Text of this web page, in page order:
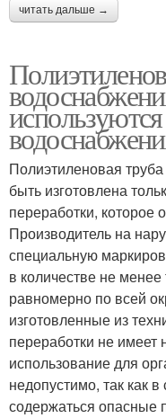
читать дальше →
Полиэтиленовая
быть изготовлена
переработки,
Производитель на
специальную
в количестве не
равномерно по всей
изготовленные из
переработки не имеет
использование для
недопустимо, так как
содержаться опасные